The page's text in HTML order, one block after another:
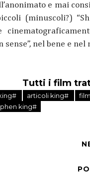
e mai
(minuscoli?)
nel bene e nel
Tutti i film
articoli king#
king#